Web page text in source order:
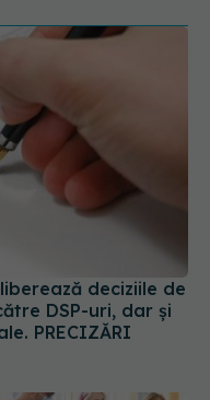
deciziile de
DSP-uri, dar și
PRECIZĂRI